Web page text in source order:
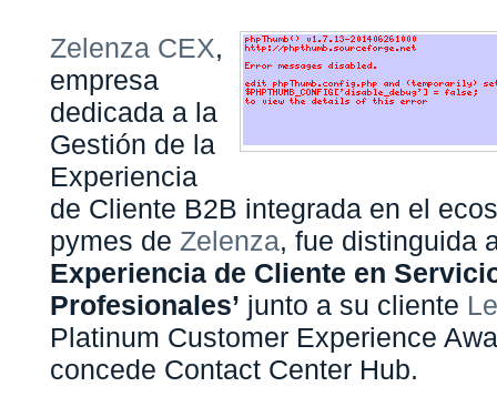
Zelenza CEX,
empresa
dedicada a la
Gestión de la
Experiencia
de Cliente B2B integrada en el
pymes de Zelenza, fue distinguida
Experiencia de Cliente en
Profesionales’ junto a su cliente
Platinum Customer Experience
concede Contact Center Hub.